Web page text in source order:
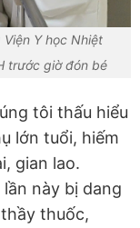
Y học Nhiệt
trước giờ đón bé
tôi thấu hiểu
lớn tuổi, hiếm
gian lao.
này bị dang
thuốc,